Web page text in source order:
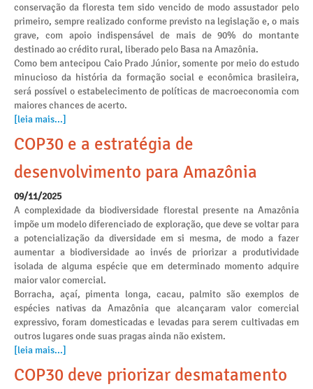
conservação da floresta tem sido vencido de modo assustador pelo
primeiro, sempre realizado conforme previsto na legislação e, o mais
grave, com apoio indispensável de mais de 90% do montante
destinado ao crédito rural, liberado pelo Basa na Amazônia.
Como bem antecipou Caio Prado Júnior, somente por meio do estudo
minucioso da história da formação social e econômica brasileira,
será possível o estabelecimento de políticas de macroeconomia com
maiores chances de acerto.
[leia mais...]
COP30 e a estratégia de
desenvolvimento para Amazônia
09/11/2025
A complexidade da biodiversidade florestal presente na Amazônia
impõe um modelo diferenciado de exploração, que deve se voltar para
a potencialização da diversidade em si mesma, de modo a fazer
aumentar a biodiversidade ao invés de priorizar a produtividade
isolada de alguma espécie que em determinado momento adquire
maior valor comercial.
Borracha, açaí, pimenta longa, cacau, palmito são exemplos de
espécies nativas da Amazônia que alcançaram valor comercial
expressivo, foram domesticadas e levadas para serem cultivadas em
outros lugares onde suas pragas ainda não existem.
[leia mais...]
COP30 deve priorizar desmatamento